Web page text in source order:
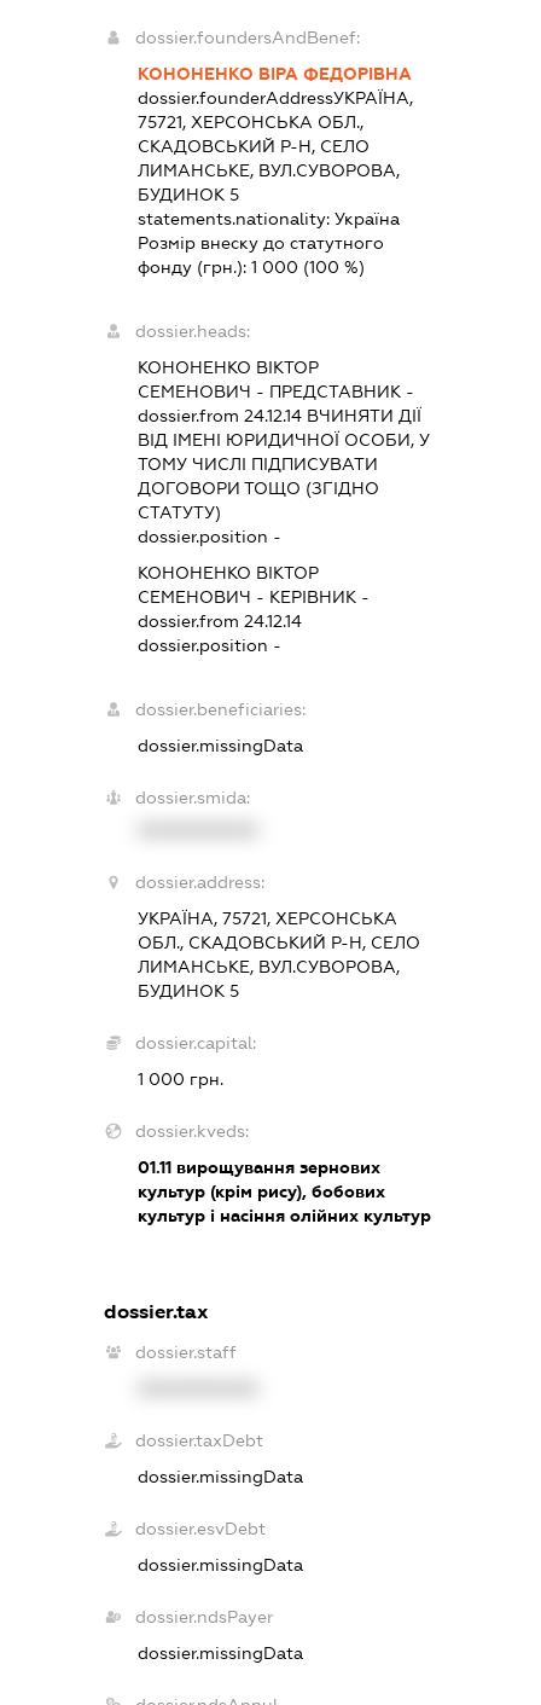
dossier.foundersAndBenef:
КОНОНЕНКО ВІРА ФЕДОРІВНА
dossier.founderAddressУКРАЇНА,
75721, ХЕРСОНСЬКА ОБЛ.,
СКАДОВСЬКИЙ Р-Н, СЕЛО
ЛИМАНСЬКЕ, ВУЛ.СУВОРОВА,
БУДИНОК 5
statements.nationality:Україна
Розмір внеску до статутного
фонду (грн.):1 000 (100 %)
dossier.heads:
КОНОНЕНКО ВІКТОР
СЕМЕНОВИЧ - ПРЕДСТАВНИК -
dossier.from 24.12.14 ВЧИНЯТИ ДІЇ
ВІД ІМЕНІ ЮРИДИЧНОЇ ОСОБИ, У
ТОМУ ЧИСЛІ ПІДПИСУВАТИ
ДОГОВОРИ ТОЩО (ЗГІДНО
СТАТУТУ)
dossier.position -
КОНОНЕНКО ВІКТОР
СЕМЕНОВИЧ - КЕРІВНИК -
dossier.from 24.12.14
dossier.position -
dossier.beneficiaries:
dossier.missingData
dossier.smida:
dossier.address:
УКРАЇНА, 75721, ХЕРСОНСЬКА
ОБЛ., СКАДОВСЬКИЙ Р-Н, СЕЛО
ЛИМАНСЬКЕ, ВУЛ.СУВОРОВА,
БУДИНОК 5
dossier.capital:
1 000 грн.
dossier.kveds:
01.11 вирощування зернових
культур (крім рису), бобових
культур і насіння олійних культур
dossier.tax
dossier.staff
dossier.taxDebt
dossier.missingData
dossier.esvDebt
dossier.missingData
dossier.ndsPayer
dossier.missingData